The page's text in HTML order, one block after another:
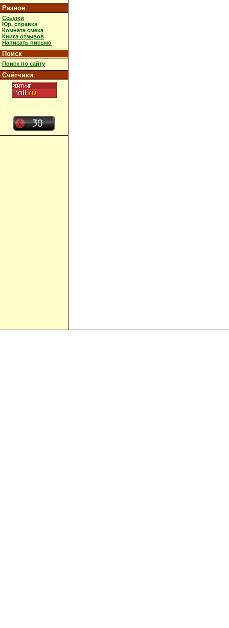
Разное
Ссылки
Юр. справка
Комната смеха
Книга отзывов
Написать письмо
Поиск
Поиск по сайту
Счётчики